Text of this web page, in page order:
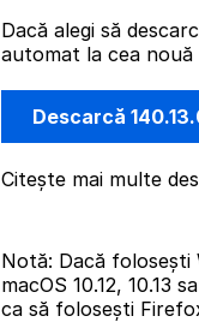
Dacă alegi să
automat la cea
Descarcă
Citește mai multe
Notă: Dacă folosești
macOS 10.12, 10.13
ca să folosești